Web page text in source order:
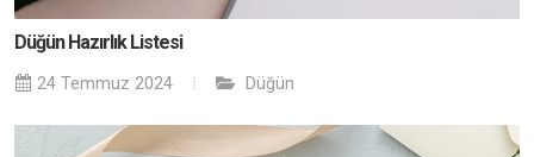
Düğün Hazırlık Listesi
24 Temmuz 2024 Düğün